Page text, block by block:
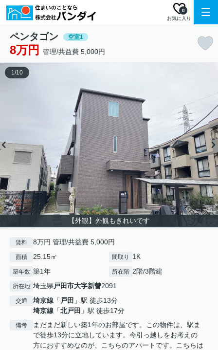
お気に入り
0
ペンタゴン 空室1
8万円 管理/共益費 5,000円
【外観】外観もきれいです
1/10
賃料 8万円 管理/共益費 5,000円
面積 25.15㎡ 間取り 1K
築年数 築1年 所在階 2階/3階建
所在地 埼玉県戸田市大字新曽2091
交通 埼京線 「 戸田 」駅 徒歩13分
埼京線 「北戸田 」駅 徒歩17分
備考
まだまだ新しい築1年のお部屋です。この物件は、駅ま
で徒歩13分に立地しています。今引っ越しをお考えの
方におすすめなのが、こちらのアパートです。こちらは